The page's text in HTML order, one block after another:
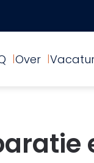
Over